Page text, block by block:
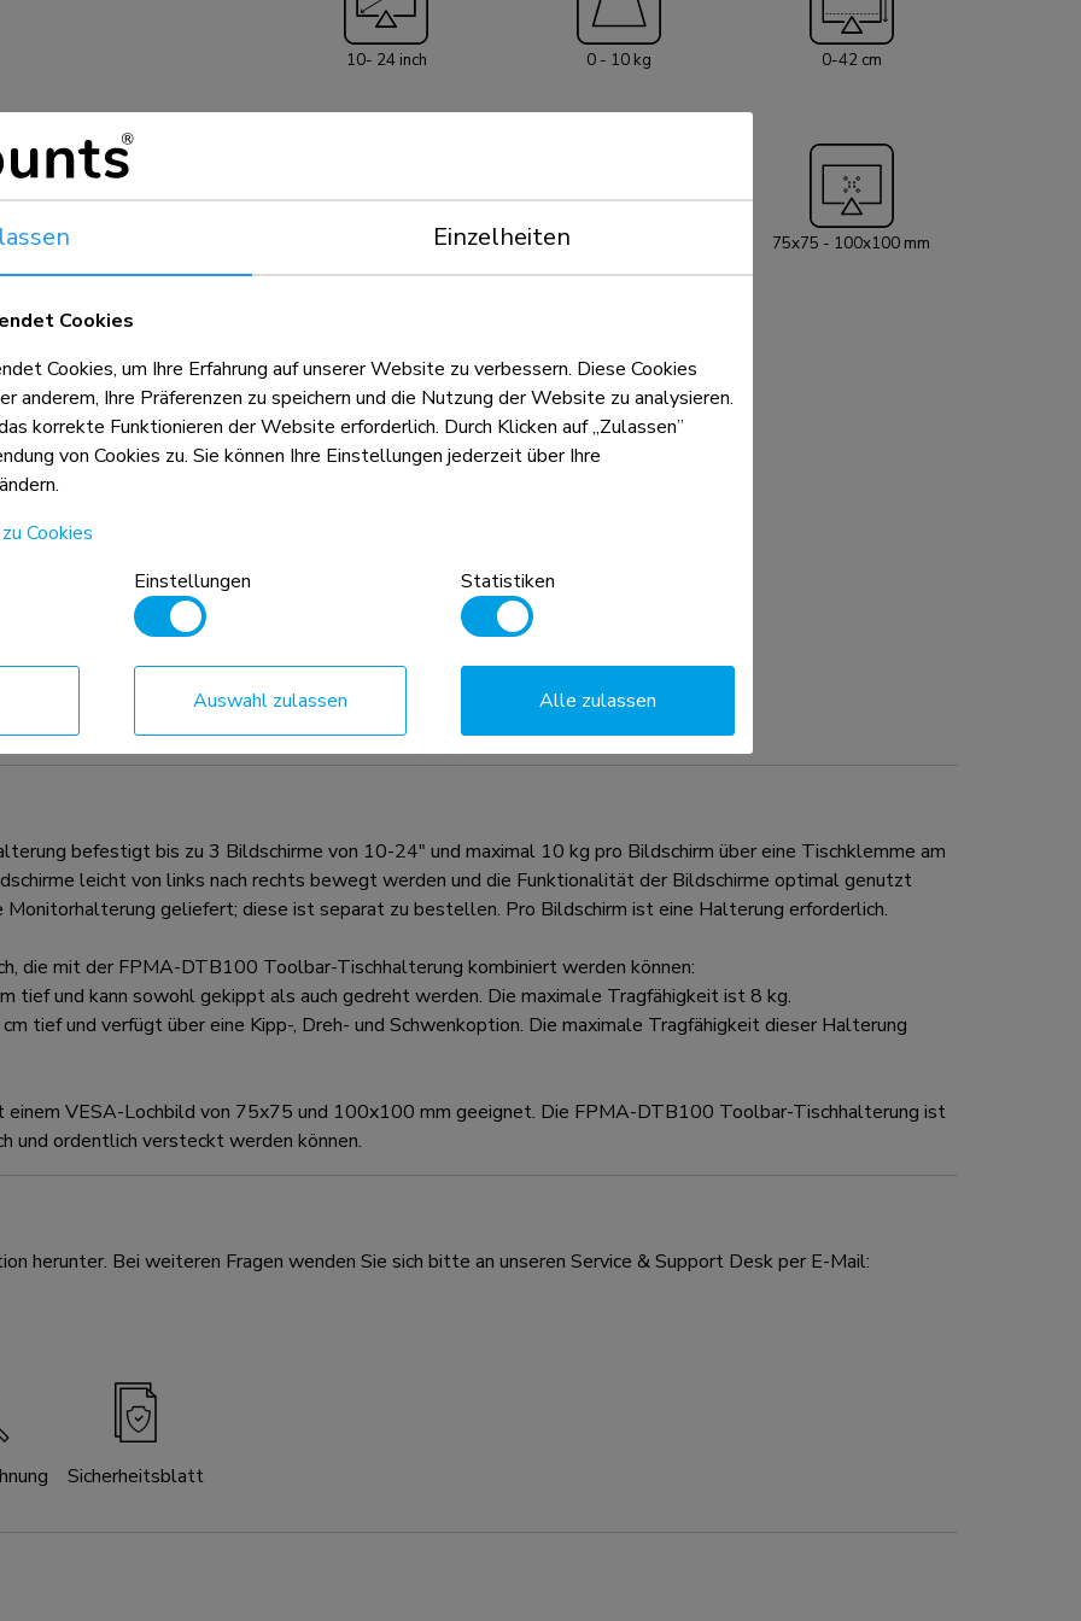
Tragfähigkeit ist 8 kg. * Die FPMA-DTBW200 Monitorhalterung
ist 12 cm tief und verfügt über eine Kipp-, Dreh- und
beträgt 10 kg. Beide Monitorhalterungen sind für Bildschirme mit
einem VESA-Lochbild von 75x75 und 100x100 mm geeignet. Die
FPMA-DTB100 Toolbar-Tischhalterung ist mit Kabelclips
ausgestattet, so dass Kabel einfach und ordentlich versteckt
werden können.
kombiniert mit dem
die VESA-Größe sind absolute
werden.
10- 24 inch 0 - 10 kg 0-42 cm
75x75 - 100x100 mm
befestigt bis zu 3 Bildschirme von 10-24" und maximal 10 kg pro Bildschirm über eine Tischklemme am
leicht von links nach rechts bewegt werden und die Funktionalität der Bildschirme optimal genutzt
geliefert; diese ist separat zu bestellen. Pro Bildschirm ist eine Halterung erforderlich.
die mit der FPMA-DTB100 Toolbar-Tischhalterung kombiniert werden können:
und kann sowohl gekippt als auch gedreht werden. Die maximale Tragfähigkeit ist 8 kg.
tief und verfügt über eine Kipp-, Dreh- und Schwenkoption. Die maximale Tragfähigkeit dieser Halterung
einem VESA-Lochbild von 75x75 und 100x100 mm geeignet. Die FPMA-DTB100 Toolbar-Tischhalterung ist
und ordentlich versteckt werden können.
herunter. Bei weiteren Fragen wenden Sie sich bitte an unseren Service & Support Desk per E-Mail:
Sicherheitsblatt
Einzelheiten
Cookies
Cookies, um Ihre Erfahrung auf unserer Website zu verbessern. Diese Cookies
anderem, Ihre Präferenzen zu speichern und die Nutzung der Website zu analysieren.
korrekte Funktionieren der Website erforderlich. Durch Klicken auf „Zulassen”
von Cookies zu. Sie können Ihre Einstellungen jederzeit über Ihre
Cookies
Einstellungen Statistiken
Auswahl zulassen Alle zulassen